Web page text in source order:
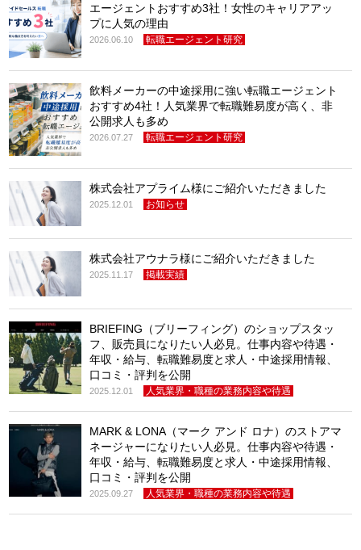
エージェントおすすめ3社！女性のキャリアアッ
プに人気の理由
2026.06.10 転職エージェント研究
飲料メーカーの中途採用に強い転職エージェント
おすすめ4社！人気業界で転職難易度が高く、非
公開求人も多め
2026.07.27 転職エージェント研究
株式会社アプライム様にご紹介いただきました
2025.12.01 お知らせ
株式会社アウナラ様にご紹介いただきました
2025.11.17 掲載実績
BRIEFING（ブリーフィング）のショップスタッ
フ、販売員になりたい人必見。仕事内容や待遇・
年収・給与、転職難易度と求人・中途採用情報、
口コミ・評判を公開
2025.12.01 人気業界・職種の業務内容や待遇
MARK & LONA（マーク アンド ロナ）のストアマ
ネージャーになりたい人必見。仕事内容や待遇・
年収・給与、転職難易度と求人・中途採用情報、
口コミ・評判を公開
2025.09.27 人気業界・職種の業務内容や待遇